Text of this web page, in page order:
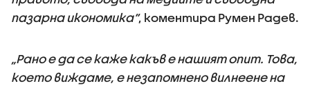
пазарна икономика“, коментира Румен Радев.
„Рано е да се каже какъв е нашият опит. Това,
което виждаме, е незапомнено вилнеене на